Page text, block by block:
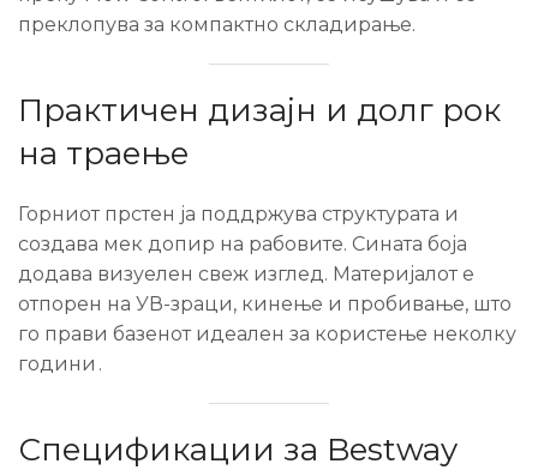
преклопува за компактно складирање.
Практичен дизајн и долг рок
на траење
Горниот прстен ја поддржува структурата и
создава мек допир на рабовите. Сината боја
додава визуелен свеж изглед. Материјалот е
отпорен на УВ-зраци, кинење и пробивање, што
го прави базенот идеален за користење неколку
години .
Спецификации за Bestway